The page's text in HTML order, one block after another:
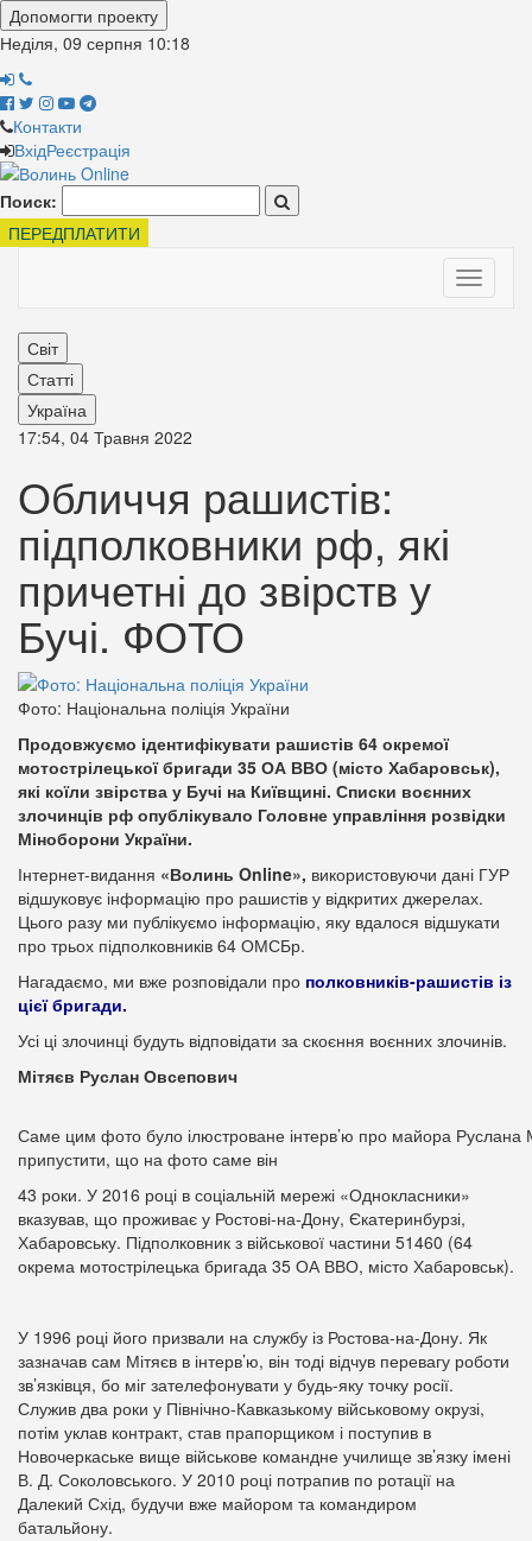
Допомогти проекту
Неділя, 09 серпня 10:18
Контакти
ВхідРеєстрація
Поиск:
ПЕРЕДПЛАТИТИ
Toggle
Світ
Статті
Україна
17:54, 04 Травня 2022
Обличчя рашистів:
підполковники рф, які
причетні до звірств у
Бучі. ФОТО
Фото: Національна поліція України
Продовжуємо ідентифікувати рашистів 64 окремої
мотострілецької бригади 35 ОА ВВО (місто Хабаровськ),
які коїли звірства у Бучі на Київщині. Списки воєнних
злочинців рф опублікувало Головне управління розвідки
Міноборони України.
Інтернет-видання «Волинь Online», використовуючи дані ГУР
відшуковує інформацію про рашистів у відкритих джерелах.
Цього разу ми публікуємо інформацію, яку вдалося відшукати
про трьох підполковників 64 ОМСБр.
Нагадаємо, ми вже розповідали про полковників-рашистів із
цієї бригади.
Усі ці злочинці будуть відповідати за скоєння воєнних злочинів.
Мітяєв Руслан Овсепович
Саме цим фото було ілюстроване інтерв’ю про майора
припустити, що на фото саме він
43 роки. У 2016 році в соціальній мережі «Однокласники»
вказував, що проживає у Ростові-на-Дону, Єкатеринбурзі,
Хабаровську. Підполковник з військової частини 51460 (64
окрема мотострілецька бригада 35 ОА ВВО, місто Хабаровськ).
У 1996 році його призвали на службу із Ростова-на-Дону. Як
зазначав сам Мітяєв в інтерв’ю, він тоді відчув перевагу роботи
зв’язківця, бо міг зателефонувати у будь-яку точку росії.
Служив два роки у Північно-Кавказькому військовому окрузі,
потім уклав контракт, став прапорщиком і поступив в
Новочеркаське вище військове командне училище зв’язку імені
В. Д. Соколовського. У 2010 році потрапив по ротації на
Далекий Схід, будучи вже майором та командиром
батальйону.